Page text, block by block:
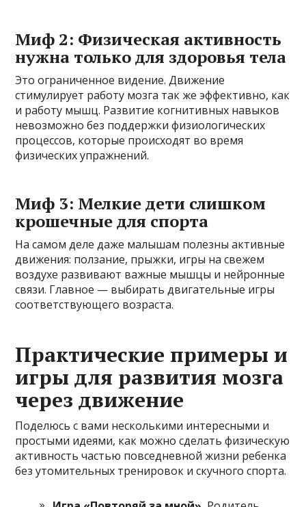
Миф 2: Физическая активность
нужна только для здоровья тела
Это ограниченное видение. Движение
стимулирует работу мозга так же эффективно, как
и работу мышц. Развитие когнитивных навыков
невозможно без поддержки физиологических
процессов, которые происходят во время
физических упражнений.
Миф 3: Мелкие дети слишком
крошечные для спорта
На самом деле даже малышам полезны активные
движения: ползание, прыжки, игры на свежем
воздухе развивают важные мышцы и нейронные
связи. Главное — выбирать двигательные игры
соответствующего возраста.
Практические примеры и
игры для развития мозга
через движение
Поделюсь с вами несколькими интересными и
простыми идеями, как можно сделать физическую
активность частью повседневной жизни ребенка
без утомительных тренировок и скучного спорта.